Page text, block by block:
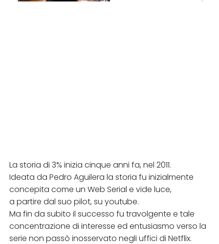
La storia di 3% inizia cinque anni fa, nel 2011.
Ideata da Pedro Aguilera la storia fu inizialmente
concepita come un Web Serial e vide luce,
a partire dal suo pilot, su youtube.
Ma fin da subito il successo fu travolgente e tale
concentrazione di interesse ed entusiasmo verso la
serie non passò inosservato negli uffici di Netflix.